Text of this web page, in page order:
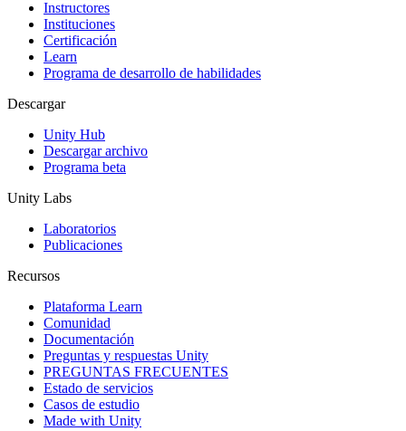
Juegos XR
Lanza juegos XR en múltiples plataformas
Juegos multijugador
Instructores
Instituciones
Certificación
Learn
Programa de desarrollo de habilidades
Descargar
Unity Hub
Descargar archivo
Programa beta
Unity Labs
Laboratorios
Publicaciones
Recursos
Plataforma Learn
Comunidad
Documentación
Preguntas y respuestas Unity
PREGUNTAS FRECUENTES
Estado de servicios
Casos de estudio
Made with Unity